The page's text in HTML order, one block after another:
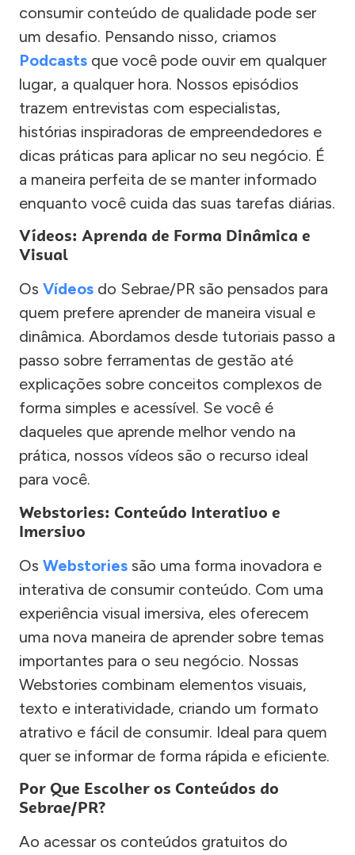
consumir conteúdo de qualidade pode ser
um desafio. Pensando nisso, criamos
Podcasts que você pode ouvir em qualquer
lugar, a qualquer hora. Nossos episódios
trazem entrevistas com especialistas,
histórias inspiradoras de empreendedores e
dicas práticas para aplicar no seu negócio. É
a maneira perfeita de se manter informado
enquanto você cuida das suas tarefas diárias.
Vídeos: Aprenda de Forma Dinâmica e
Visual
Os Vídeos do Sebrae/PR são pensados para
quem prefere aprender de maneira visual e
dinâmica. Abordamos desde tutoriais passo a
passo sobre ferramentas de gestão até
explicações sobre conceitos complexos de
forma simples e acessível. Se você é
daqueles que aprende melhor vendo na
prática, nossos vídeos são o recurso ideal
para você.
Webstories: Conteúdo Interativo e
Imersivo
Os Webstories são uma forma inovadora e
interativa de consumir conteúdo. Com uma
experiência visual imersiva, eles oferecem
uma nova maneira de aprender sobre temas
importantes para o seu negócio. Nossas
Webstories combinam elementos visuais,
texto e interatividade, criando um formato
atrativo e fácil de consumir. Ideal para quem
quer se informar de forma rápida e eficiente.
Por Que Escolher os Conteúdos do
Sebrae/PR?
Ao acessar os conteúdos gratuitos do